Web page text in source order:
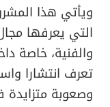
ويأتي هذا
التي يعرفها
والفنية، خاصة
تعرف انتشارا
وصعوبة متزايدة